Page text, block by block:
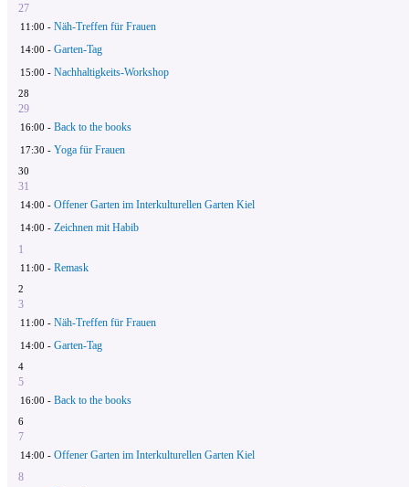
27
11:00 - Näh-Treffen für Frauen
14:00 - Garten-Tag
15:00 - Nachhaltigkeits-Workshop
28
29
16:00 - Back to the books
17:30 - Yoga für Frauen
30
31
14:00 - Offener Garten im Interkulturellen Garten Kiel
14:00 - Zeichnen mit Habib
1
11:00 - Remask
2
3
11:00 - Näh-Treffen für Frauen
14:00 - Garten-Tag
4
5
16:00 - Back to the books
6
7
14:00 - Offener Garten im Interkulturellen Garten Kiel
8